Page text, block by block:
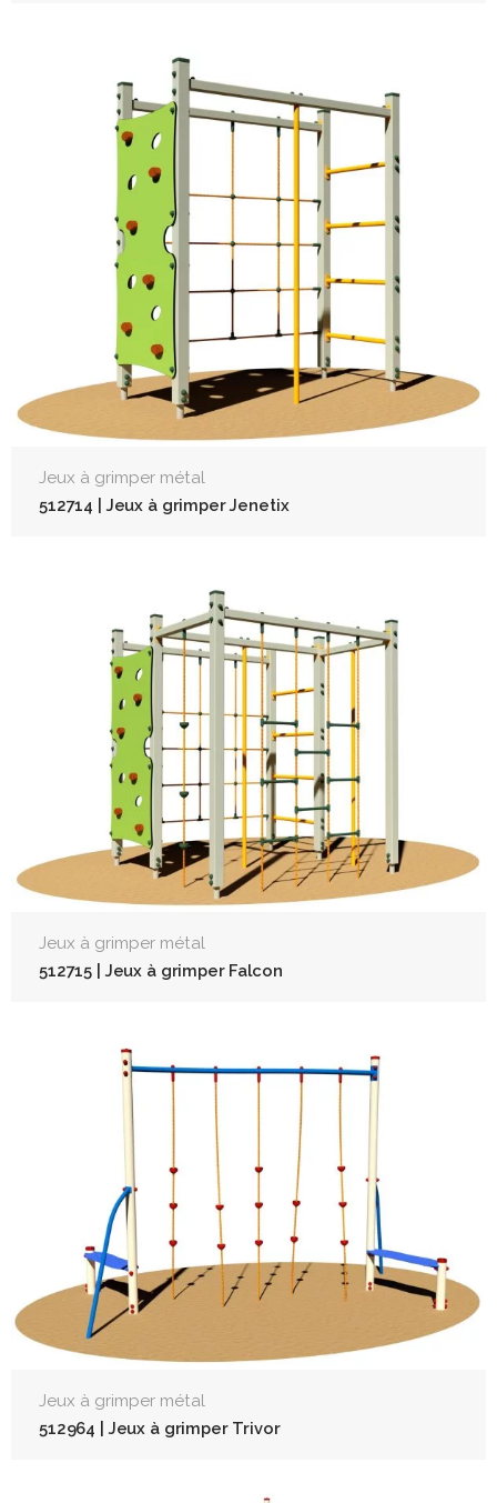
Jeux à grimper métal
512714 | Jeux à grimper Jenetix
Jeux à grimper métal
512715 | Jeux à grimper Falcon
Jeux à grimper métal
512964 | Jeux à grimper Trivor